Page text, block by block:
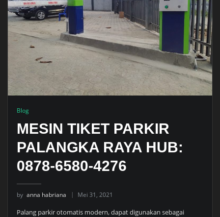
Blog
MESIN TIKET PARKIR
PALANGKA RAYA HUB:
0878-6580-4276
by anna habriana Mei 31, 2021
Palang parkir otomatis modern, dapat digunakan sebagai